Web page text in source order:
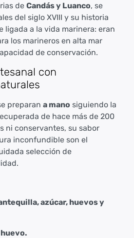
de Candás y Luanco, se
del siglo XVIII y su historia
ligada a la vida marinera: eran
los marineros en alta mar
de conservación.
con
preparan a mano siguiendo la
de hace más de 200
ni conservantes, su sabor
inconfundible son el
selección de
azúcar, huevos y